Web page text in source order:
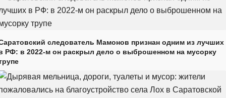
следователь Мамонов признан одним из лучших
РФ: в 2022-м он раскрыл дело о выброшенном на мусорку